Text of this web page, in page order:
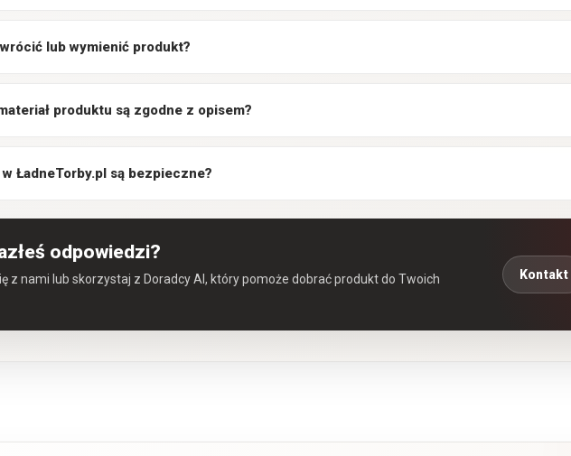
lub wymienić produkt?
produktu są zgodne z opisem?
ŁadneTorby.pl są bezpieczne?
odpowiedzi?
z nami lub skorzystaj z Doradcy AI, który pomoże dobrać produkt do Twoich
Kontakt